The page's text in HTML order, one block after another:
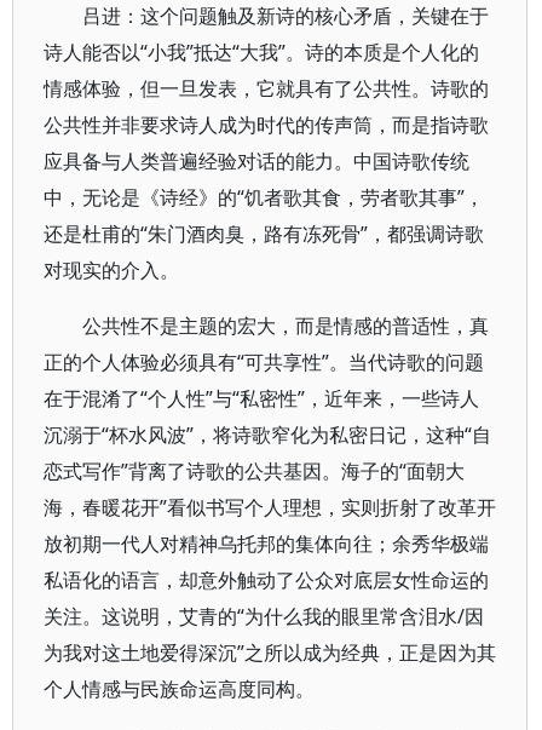
吕进：这个问题触及新诗的核心矛盾，关键在于
诗人能否以“小我”抵达“大我”。诗的本质是个人化的
情感体验，但一旦发表，它就具有了公共性。诗歌的
公共性并非要求诗人成为时代的传声筒，而是指诗歌
应具备与人类普遍经验对话的能力。中国诗歌传统
中，无论是《诗经》的“饥者歌其食，劳者歌其事”，
还是杜甫的“朱门酒肉臭，路有冻死骨”，都强调诗歌
对现实的介入。
公共性不是主题的宏大，而是情感的普适性，真
正的个人体验必须具有“可共享性”。当代诗歌的问题
在于混淆了“个人性”与“私密性”，近年来，一些诗人
沉溺于“杯水风波”，将诗歌窄化为私密日记，这种“自
恋式写作”背离了诗歌的公共基因。海子的“面朝大
海，春暖花开”看似书写个人理想，实则折射了改革开
放初期一代人对精神乌托邦的集体向往；余秀华极端
私语化的语言，却意外触动了公众对底层女性命运的
关注。这说明，艾青的“为什么我的眼里常含泪水/因
为我对这土地爱得深沉”之所以成为经典，正是因为其
个人情感与民族命运高度同构。